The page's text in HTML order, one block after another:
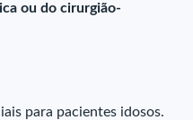
ou do cirurgião-
para pacientes idosos.